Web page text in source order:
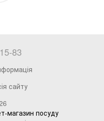
83
сайту
магазин посуду